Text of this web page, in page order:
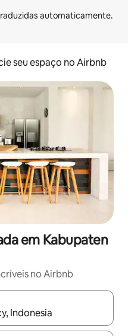
seu espaço no Airbnb
em Kabupaten
no Airbnb
disponíveis, explore-os